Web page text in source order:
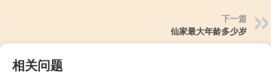
下一篇
仙家最大年龄多少岁
相关问题